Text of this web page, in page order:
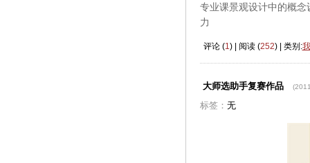
专业课景观设计中的概
力
评论 (1 ) | 阅读 (252) | 类别:
大师选助手复赛作品
标签： 无